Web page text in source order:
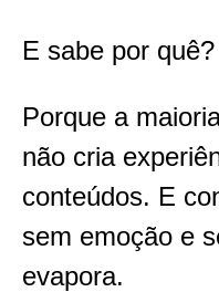
E sabe por quê?
Porque a
não cria
conteúdos. E
sem emoção e
evapora.